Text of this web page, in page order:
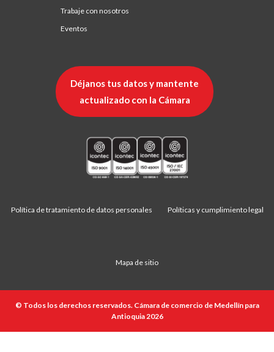
Trabaje con nosotros
Eventos
Déjanos tus datos y mantente
actualizado con la Cámara
Política de tratamiento de datos personales Políticas y cumplimiento legal
Mapa de sitio
© Todos los derechos reservados. Cámara de comercio de Medellín para
Antioquia 2026